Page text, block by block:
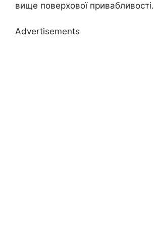
вище поверхової привабливості.
Advertisements